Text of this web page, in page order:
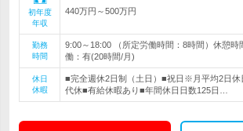
初年度
年収
440万円～500万円
勤務
時間
9:00～18:00 （所定労働時間：8時間）休憩時
働：有(20時間/月)
休日
休暇
■完全週休2日制（土日）■祝日※月平均2日休
代休■有給休暇あり■年間休日日数125日…